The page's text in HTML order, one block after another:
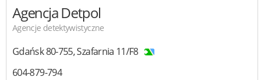
Agencja Detpol
Agencje detektywistyczne
Gdańsk80-755,Szafarnia 11/F8
604-879-794